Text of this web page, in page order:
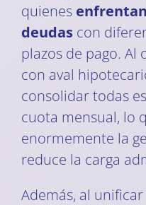
quienes
deudas con
plazos de pago.
con aval
consolidar todas
cuota mensual, lo
enormemente la
reduce la carga
Además, al